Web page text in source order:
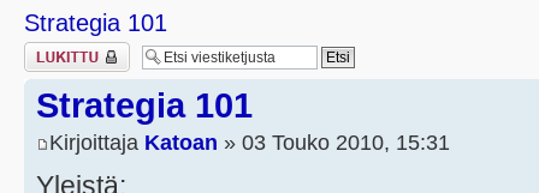
Strategia 101
Viestiketju on
lukittu
Strategia 101
Kirjoittaja Katoan » 03 Touko 2010, 15:31
Yleistä: